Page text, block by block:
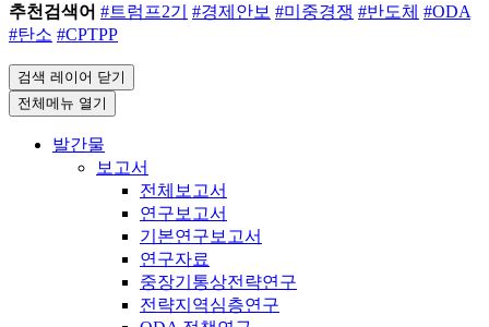
추천검색어 #트럼프2기 #경제안보 #미중경쟁 #반도체 #ODA
#탄소 #CPTPP
검색 레이어 닫기
전체메뉴 열기
발간물
보고서
전체보고서
연구보고서
기본연구보고서
연구자료
중장기통상전략연구
전략지역심층연구